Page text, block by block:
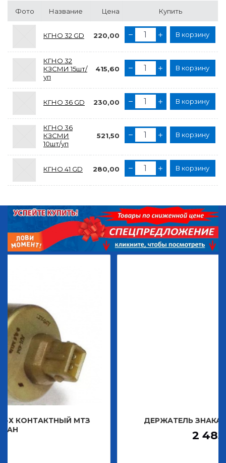
Фото Название Цена Купить
КГНО 32 GD 220,00 В корзину
КГНО 32
КЗСМИ 15шт/
уп
415,60 В корзину
КГНО 36 GD 230,00 В корзину
КГНО 36
КЗСМИ
10шт/уп
521,50 В корзину
КГНО 41 GD 280,00 В корзину
МТЗ ДЕРЖАТЕЛЬ ЗНАКА
2 483,30 Р